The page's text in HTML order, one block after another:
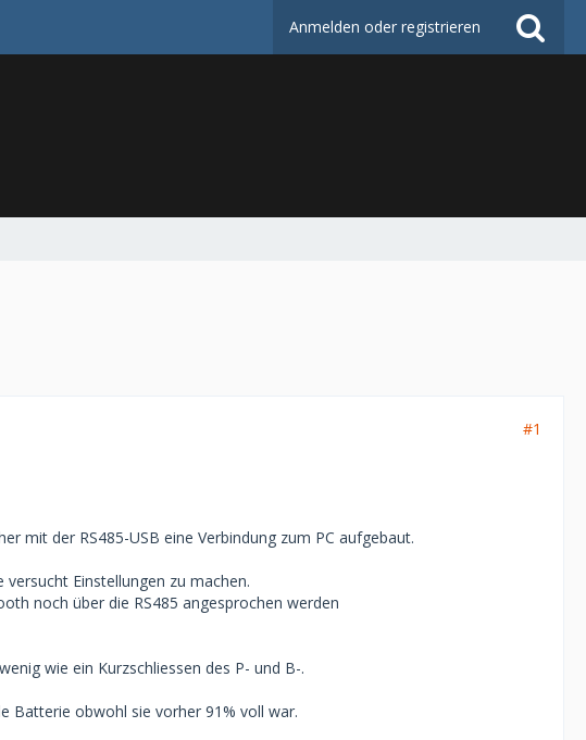
Anmelden oder registrieren
#1
mit der RS485-USB eine Verbindung zum PC aufgebaut.
Einstellungen zu machen.
noch über die RS485 angesprochen werden
wie ein Kurzschliessen des P- und B-.
Batterie obwohl sie vorher 91% voll war.